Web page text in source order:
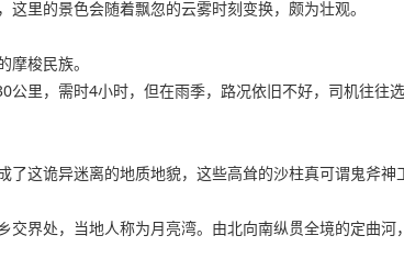
里的景色会随着飘忽的云雾时刻变换，颇为壮观。
梭民族。
里，需时4小时，但在雨季，路况依旧不好，司机往
这诡异迷离的地质地貌，这些高耸的沙柱真可谓鬼斧神
界处，当地人称为月亮湾。由北向南纵贯全境的定曲